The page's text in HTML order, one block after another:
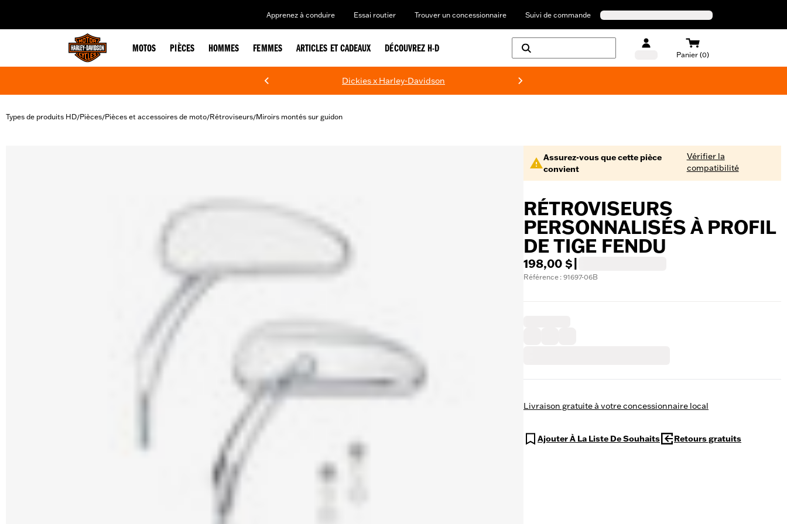
Apprenez à conduire Essai routier Trouver un concessionnaire Suivi de commande
MOTOS PIÈCES HOMMES FEMMES ARTICLES ET CADEAUX DÉCOUVREZ H-D
Panier (0)
Dickies x Harley-Davidson
Types de produits HD/Pièces/Pièces et accessoires de moto/Rétroviseurs/Miroirs montés sur guidon
Assurez-vous que cette pièce
convient
Vérifier la
compatibilité
RÉTROVISEURS
PERSONNALISÉS À PROFIL
DE TIGE FENDU
198,00 $
Référence : 91697-06B
Livraison gratuite à votre concessionnaire local
Ajouter À La Liste De Souhaits Retours gratuits